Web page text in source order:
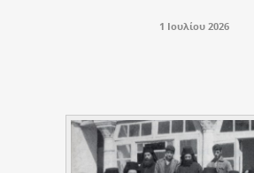
1 Ιουλίου 2026